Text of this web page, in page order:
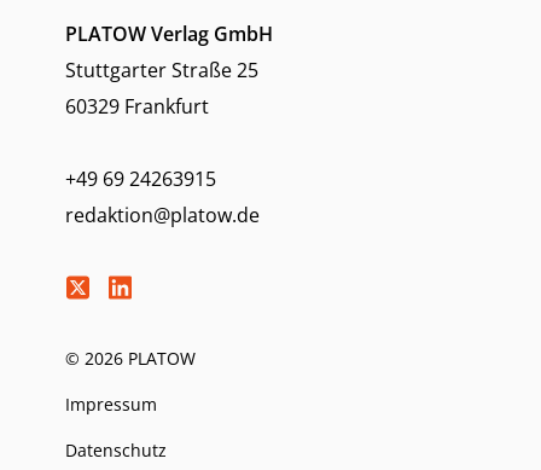
PLATOW Verlag GmbH
Stuttgarter Straße 25
60329 Frankfurt
+49 69 24263915
redaktion@platow.de
© 2026 PLATOW
Impressum
Datenschutz